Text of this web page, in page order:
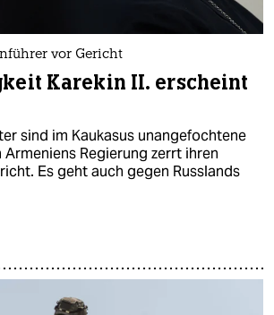
vor Gericht
Karekin II. erscheint
sind im Kaukasus unangefochtene
Regierung zerrt ihren
Es geht auch gegen Russlands